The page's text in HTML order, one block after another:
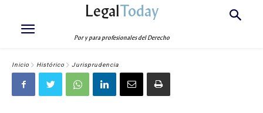
LegalToday
Por y para profesionales del Derecho
Inicio Histórico Jurisprudencia